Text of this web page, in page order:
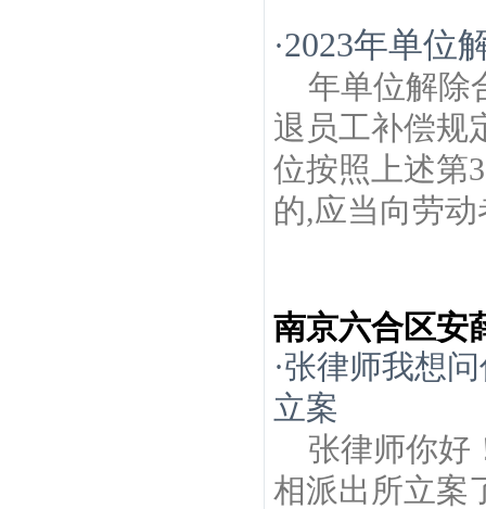
·2023年单位
年单位解除
退员工补偿规
位按照上述第
的,应当向劳
南京六合区安
·张律师我想
立案
张律师你好
相派出所立案